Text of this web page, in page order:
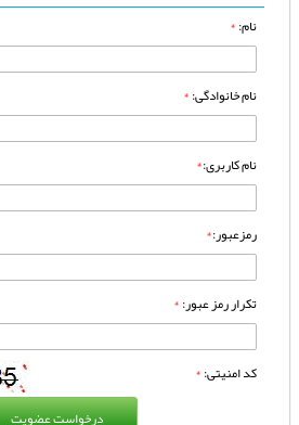
:
* نام
:
* نام خانوادگی
:
*نام کاربری
:
*رمزعبور
:
* تکرار رمز عبور
:
* کد امنیتی
درخواست عضویت